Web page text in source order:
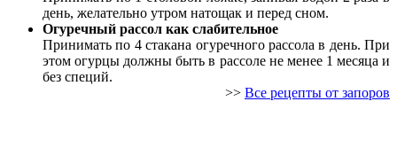
день, желательно утром натощак и перед сном.
Огуречный рассол как слабительное
Принимать по 4 стакана огуречного рассола в день. При
этом огурцы должны быть в рассоле не менее 1 месяца и
без специй.
>> Все рецепты от запоров